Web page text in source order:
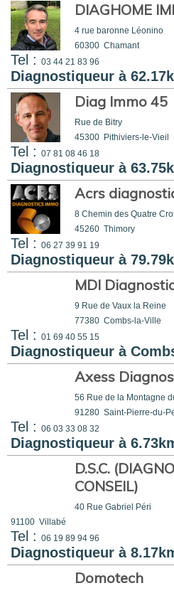
DIAGHOME
4 rue baronne Léonino
60300 Chamant
Tel : 03 44 21 83 96
Diagnostiqueur à
Diag Immo 45
Rue de Bitry
45300 Pithiviers-le-Vieil
Tel : 07 81 08 46 18
Diagnostiqueur à
Acrs
8 Chemin des Quatre
45260 Thimory
Tel : 06 27 39 91 19
Diagnostiqueur à
MDI
9 Rue de Vaux la Reine
77380 Combs-la-Ville
Tel : 01 69 40 55 15
Diagnostiqueur à
Axess
56 Rue de la Montagne
91280 Saint-Pierre-du-
Tel : 06 03 33 08 32
Diagnostiqueur à
D.S.C.
CONSEIL)
40 Rue Gabriel Péri
91100 Villabé
Tel : 06 19 89 94 96
Diagnostiqueur à
Domotech